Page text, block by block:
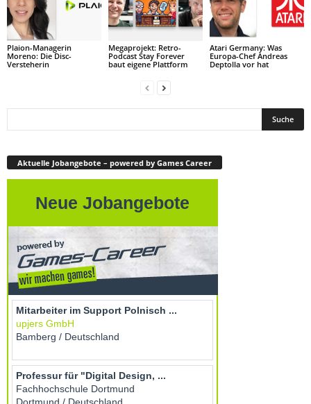
Plaion-Managerin
Moreno: Die Disc-
Versteherin
Megaprojekt: Retro-
Podcast Stay Forever
baut eigene Plattform
Atari Germany: Was
Europa-Chef Andreas
Deptolla vor hat
Aktuelle Jobangebote – powered by Games Career